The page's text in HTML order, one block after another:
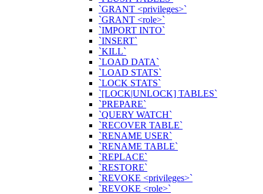
`GRANT <privileges>`
`GRANT <role>`
`IMPORT INTO`
`INSERT`
`KILL`
`LOAD DATA`
`LOAD STATS`
`LOCK STATS`
`[LOCK|UNLOCK] TABLES`
`PREPARE`
`QUERY WATCH`
`RECOVER TABLE`
`RENAME USER`
`RENAME TABLE`
`REPLACE`
`RESTORE`
`REVOKE <privileges>`
`REVOKE <role>`